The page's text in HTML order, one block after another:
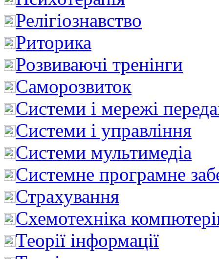
Релігіознавство
Риторика
Розвиваючі тренінги
Саморозвиток
Системи і мережі
Системи і управління
Системи мультимедіа
Системне програмне
Страхування
Схемотехніка
Теорії інформації